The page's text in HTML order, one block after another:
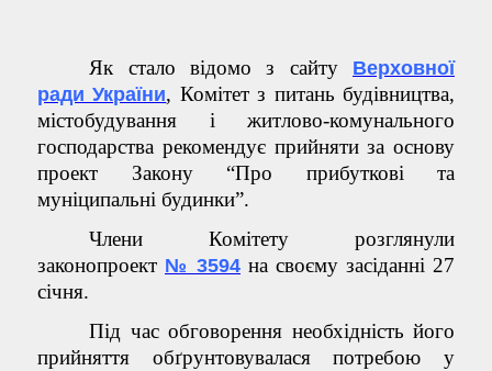
Як стало відомо з сайту Верховної
ради України, Комітет з питань будівництва,
містобудування і житлово-комунального
господарства рекомендує прийняти за основу
проект Закону “Про прибуткові та
муніципальні будинки”.
Члени Комітету розглянули
законопроект № 3594 на своєму засіданні 27
січня.
Під час обговорення необхідність його
прийняття обґрунтовувалася потребою у